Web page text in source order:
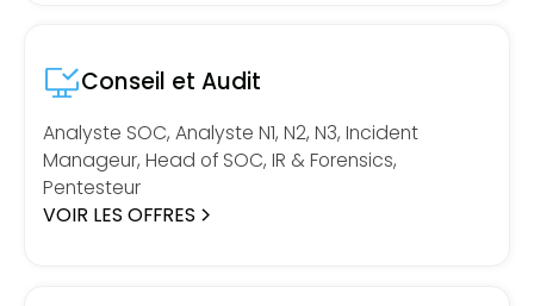
Conseil et Audit
Analyste SOC, Analyste N1, N2, N3, Incident
Manageur, Head of SOC, IR & Forensics,
Pentesteur
VOIR LES OFFRES